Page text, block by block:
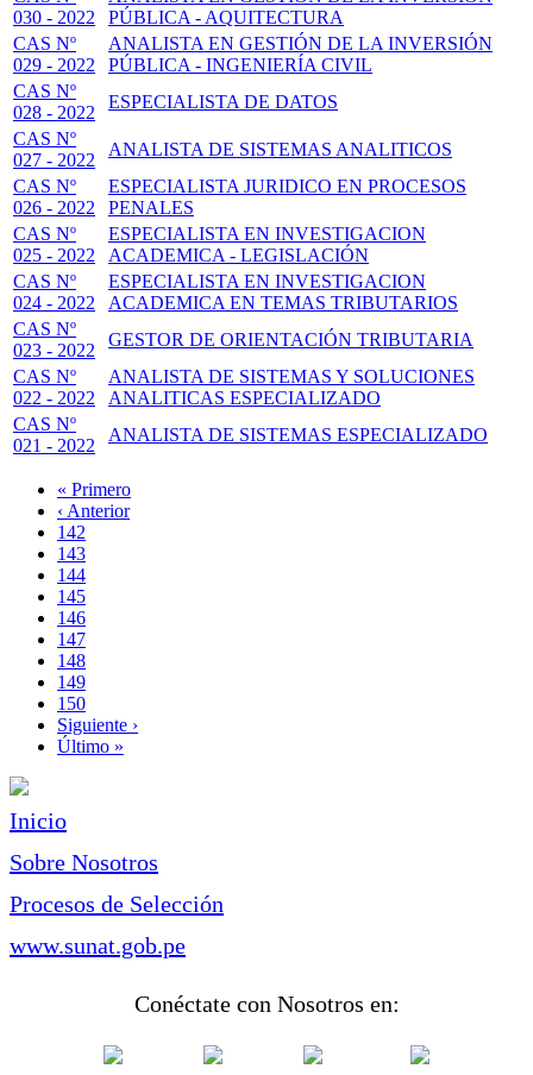
030 - 2022
PÚBLICA - AQUITECTURA
CAS Nº
029 - 2022
ANALISTA EN GESTIÓN DE LA INVERSIÓN
PÚBLICA - INGENIERÍA CIVIL
CAS Nº
028 - 2022
ESPECIALISTA DE DATOS
CAS Nº
027 - 2022
ANALISTA DE SISTEMAS ANALITICOS
CAS Nº
026 - 2022
ESPECIALISTA JURIDICO EN PROCESOS
PENALES
CAS Nº
025 - 2022
ESPECIALISTA EN INVESTIGACION
ACADEMICA - LEGISLACIÓN
CAS Nº
024 - 2022
ESPECIALISTA EN INVESTIGACION
ACADEMICA EN TEMAS TRIBUTARIOS
CAS Nº
023 - 2022
GESTOR DE ORIENTACIÓN TRIBUTARIA
CAS Nº
022 - 2022
ANALISTA DE SISTEMAS Y SOLUCIONES
ANALITICAS ESPECIALIZADO
CAS Nº
021 - 2022
ANALISTA DE SISTEMAS ESPECIALIZADO
Paginación
Primera
página
« Primero
Página
anterior
‹ Anterior
Page
142
Page
143
Page
144
Page
145
Página
actual
146
Page
147
Page
148
Page
149
Page
150
Siguiente
página
Siguiente ›
Última
Último »
Inicio
Sobre Nosotros
Procesos de Selección
www.sunat.gob.pe
Conéctate con Nosotros en: